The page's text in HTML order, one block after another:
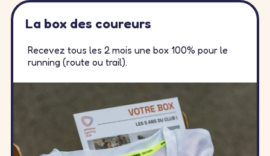
La box des coureurs
Recevez tous les 2 mois une box 100% pour le
running (route ou trail).